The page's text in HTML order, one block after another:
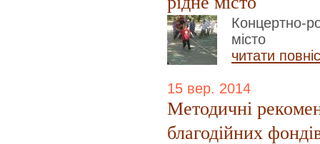
Концертно-
місто
читати
15 вер. 2014
Методичні
благодійних